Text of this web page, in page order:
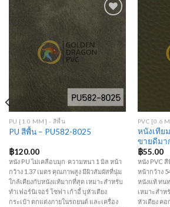
Wishlist
PU [1.0 MM] - สีพื้น
PU สีพื้น – PU582-8025
฿120.00
หนัง PU ไม่เคลือบมุก ความหนา 1 มิล หน้า
กว้าง 1.37 เมตร คุณภาพสูง มีผิวสัมผัสที่นุ่ม
ใกล้เคียงกับหนังแท้มากที่สุด เหมาะสำหรับ
ทำเฟอร์นิเจอร์ โซฟา เก้าอี้ บุหัวเตียง
กระเป๋า ตกแต่งภายในรถยนต์ และเครื่อง
PVC [0.6
หนังเทีย
ขายดีมา
฿55.00
หนัง PVC
หน้ากว้าง
หนังแท้ ทน
เหมาะสำห
หัวเตียง คอ